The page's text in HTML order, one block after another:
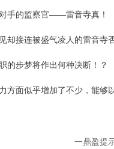
手的监察官——雷音寺真！
接连被盛气凌人的雷音寺否
的步梦将作出何种决断！？
面似乎增加了不少，能够
一鼎盈提